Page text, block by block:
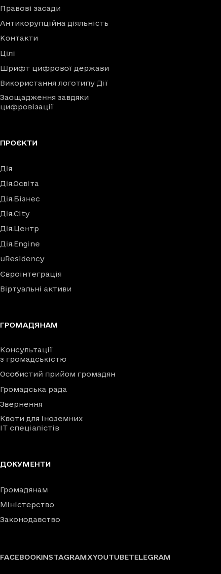
Правові засади
Антикорупційна діяльність
Контакти
Цілі
Шрифт цифрової держави
Використання логотипу Дії
Заощадження завдяки
цифровізації
ПРОЄКТИ
Дія
Дія.Освіта
Дія.Бізнес
Дія.City
Дія.Центр
Дія.Engine
uResidency
Євроінтеграція
Віртуальні активи
ГРОМАДЯНАМ
Консультації
з громадськістю
Особистий прийом громадян
Громадська рада
Звернення
Квоти для іноземних
IT спеціалістів
ДОКУМЕНТИ
Громадянам
Міністерство
Законодавство
FACEBOOKINSTAGRAMXYOUTUBETELEGRAM